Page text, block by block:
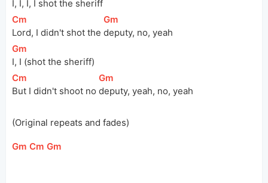
I, I, I, I shot the sheriff
[
Cm
Lord, I didn't shot the
[
Gm
deputy, no, yeah
[
Gm
I, I (shot the sheriff)
[
Cm
But I didn't shoot no
[
Gm
deputy, yeah, no, yeah
(Original repeats and fades)
[
Gm ]
[
Cm ]
[
Gm